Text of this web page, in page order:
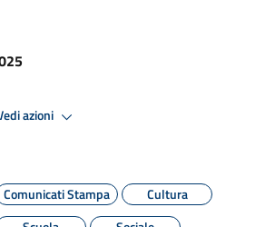
azioni
Comunicati Stampa
Cultura